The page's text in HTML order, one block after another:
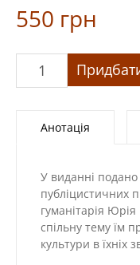
550 грн
ґрунт:
себепізнання»
Анотація
У виданні
публіцистичних
гуманітарія
спільну тему їм
культури в їхніх